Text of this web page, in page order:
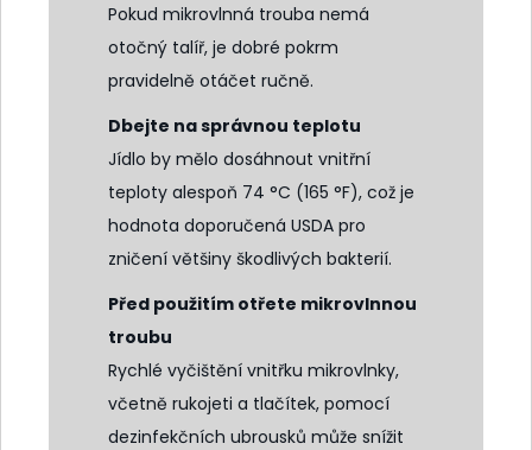
Pokud mikrovlnná trouba nemá
otočný talíř, je dobré pokrm
pravidelně otáčet ručně.
Dbejte na správnou teplotu
Jídlo by mělo dosáhnout vnitřní
teploty alespoň 74 °C (165 °F), což je
hodnota doporučená USDA pro
zničení většiny škodlivých bakterií.
Před použitím otřete mikrovlnnou
troubu
Rychlé vyčištění vnitřku mikrovlnky,
včetně rukojeti a tlačítek, pomocí
dezinfekčních ubrousků může snížit